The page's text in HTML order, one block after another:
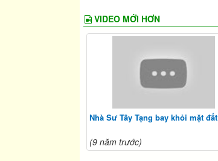
VIDEO MỚI HƠN
Nhà Sư Tây Tạng bay khỏi mặt đất
(9 năm trước)